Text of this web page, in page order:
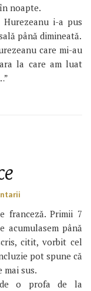
noapte.
i-a pus
până dimineată.
care mi-au
la care am luat
franceză. Primii 7
până
citit, vorbit cel
pot spune că
mai sus.
o profa de la